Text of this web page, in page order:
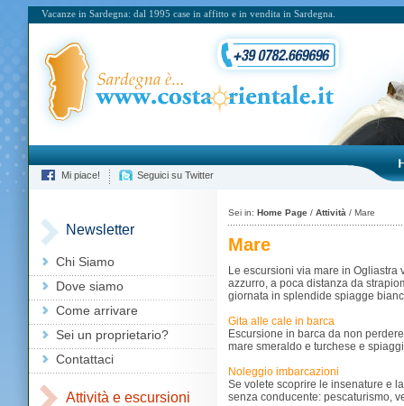
Vacanze in Sardegna: dal 1995 case in affitto e in vendita in Sardegna.
Mi piace! Seguici su Twitter
Newsletter
Chi Siamo
Dove siamo
Come arrivare
Sei un proprietario?
Contattaci
Attività e escursioni
Sei in: Home Page / Attività / Mare
Mare
Le escursioni via mare in
azzurro, a poca distanza da
giornata in splendide spiagge
Gita alle cale in barca
Escursione in barca da non
mare smeraldo e turchese e
Noleggio imbarcazioni
Se volete scoprire le insenature e
senza conducente: pescaturismo,